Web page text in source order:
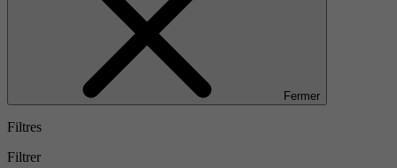
Fermer
Filtres
Filtrer